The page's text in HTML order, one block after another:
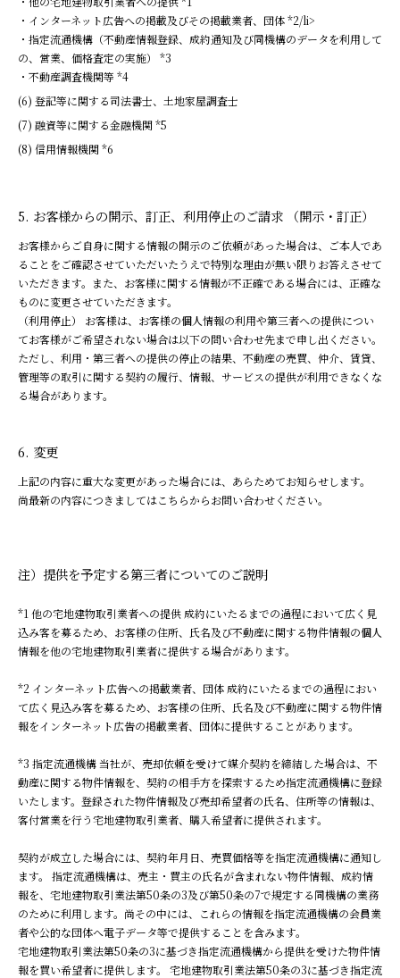
インターネット広告への掲載及びその掲載業者、団体 *2/li>
指定流通機構（不動産情報登録、成約通知及び同機構のデータを利用して
の、営業、価格査定の実施） *3
不動産調査機関等 *4
登記等に関する司法書士、土地家屋調査士
融資等に関する金融機関 *5
信用情報機関 *6
お客様からの開示、訂正、利用停止のご請求 （開示・訂正）
お客様からご自身に関する情報の開示のご依頼があった場合は、ご本人であ
ることをご確認させていただいたうえで特別な理由が無い限りお答えさせて
いただきます。また、お客様に関する情報が不正確である場合には、正確な
ものに変更させていただきます。
（利用停止） お客様は、お客様の個人情報の利用や第三者への提供につい
てお客様がご希望されない場合は以下の問い合わせ先まで申し出ください。
ただし、利用・第三者への提供の停止の結果、不動産の売買、仲介、賃貸、
管理等の取引に関する契約の履行、情報、サービスの提供が利用できなくな
る場合があります。
変更
上記の内容に重大な変更があった場合には、あらためてお知らせします。
尚最新の内容につきましてはこちらからお問い合わせください。
注）提供を予定する第三者についてのご説明
*1 他の宅地建物取引業者への提供 成約にいたるまでの過程において広く見
込み客を募るため、お客様の住所、氏名及び不動産に関する物件情報の個人
情報を他の宅地建物取引業者に提供する場合があります。
*2 インターネット広告への掲載業者、団体 成約にいたるまでの過程におい
て広く見込み客を募るため、お客様の住所、氏名及び不動産に関する物件情
報をインターネット広告の掲載業者、団体に提供することがあります。
*3 指定流通機構 当社が、売却依頼を受けて媒介契約を締結した場合は、不
動産に関する物件情報を、契約の相手方を探索するため指定流通機構に登録
いたします。登録された物件情報及び売却希望者の氏名、住所等の情報は、
客付営業を行う宅地建物取引業者、購入希望者に提供されます。
契約が成立した場合には、契約年月日、売買価格等を指定流通機構に通知し
ます。 指定流通機構は、売主・買主の氏名が含まれない物件情報、成約情
報を、宅地建物取引業法第50条の3及び第50条の7で規定する同機構の業務
のために利用します。尚その中には、これらの情報を指定流通機構の会員業
者や公的な団体へ電子データ等で提供することを含みます。
宅地建物取引業法第50条の3に基づき指定流通機構から提供を受けた物件情
報を買い希望者に提供します。 宅地建物取引業法第50条の3に基づき指定流